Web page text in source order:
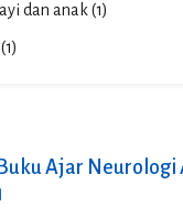
dan anak (1)
(1)
Buku Ajar Neurologi